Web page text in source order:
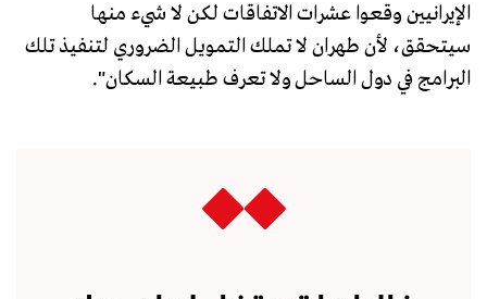
الإيرانيين وقعوا عشرات الاتفاقات لكن لا شيء منها
سيتحقق، لأن طهران لا تملك التمويل الضروري لتنفيذ تلك
البرامج في دول الساحل ولا تعرف طبيعة السكان".